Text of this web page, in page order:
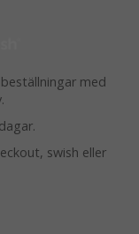
med
swish eller